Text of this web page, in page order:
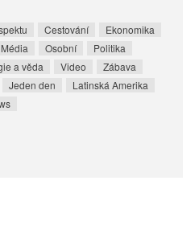
Cestování
Ekonomika
Média Osobní
Politika
a věda Video
Zábava
Jeden den
Latinská Amerika